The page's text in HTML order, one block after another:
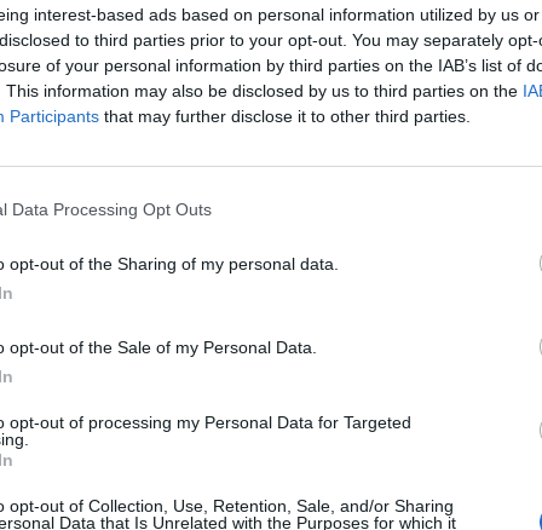
interest-based ads based on personal information utilized by us
to third parties prior to your opt-out. You may separately
of your personal information by third parties on the IAB’s list of
This information may also be disclosed by us to third parties on the
Participants that may further disclose it to other third parties.
Data Processing Opt Outs
opt-out of the Sharing of my personal data.
opt-out of the Sale of my Personal Data.
opt-out of processing my Personal Data for Targeted
opt-out of Collection, Use, Retention, Sale, and/or Sharing
Data that Is Unrelated with the Purposes for which it
14.º encontro do IX
(Carregado)
Clube Mentes Perigosas (Castanheira do Ribatejo)